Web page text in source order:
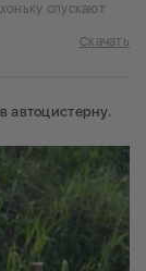
спускают
Скачать
автоцистерну.